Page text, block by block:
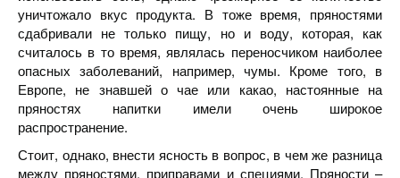
уничтожало вкус продукта. В тоже время, пряностями
сдабривали не только пищу, но и воду, которая, как
считалось в то время, являлась переносчиком наиболее
опасных заболеваний, например, чумы. Кроме того, в
Европе, не знавшей о чае или какао, настоянные на
пряностях напитки имели очень широкое
распространение.
Стоит, однако, внести ясность в вопрос, в чем же разница
между пряностями, приправами и специями. Пряности –